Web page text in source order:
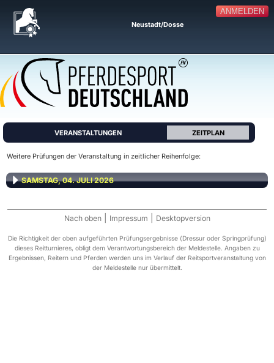
ANMELDEN
Neustadt/Dosse
VERANSTALTUNGEN ZEITPLAN
Weitere Prüfungen der Veranstaltung in zeitlicher Reihenfolge:
SAMSTAG, 04. JULI 2026
Nach oben Impressum Desktopversion
Die Richtigkeit der oben aufgeführten Prüfungsergebnisse (Dressur oder Springprüfung)
dieses Reitturnieres, obligt dem Verantwortungsbereich der Meldestelle. Angaben zu
Ergebnissen, Reitern und Pferden werden uns im Verlauf der Reitsportveranstaltung von
der Meldestelle nur übermittelt.